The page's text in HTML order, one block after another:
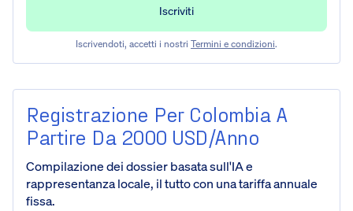
Iscrivendoti, accetti i nostri Termini e condizioni.
Registrazione Per Colombia A
Partire Da 2000 USD/anno
Compilazione dei dossier basata sull'IA e
rappresentanza locale, il tutto con una tariffa annuale
fissa.